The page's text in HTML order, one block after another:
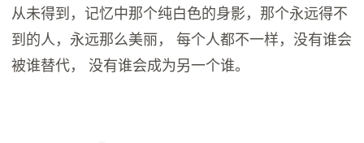
从未得到，记忆中那个纯白色的身影，那个永远得不
到的人，永远那么美丽， 每个人都不一样，没有谁会
被谁替代， 没有谁会成为另一个谁。